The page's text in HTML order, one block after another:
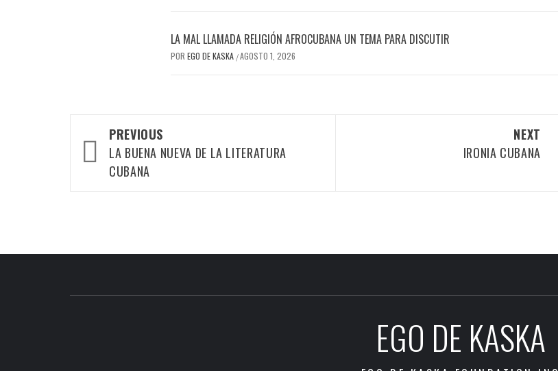
LA MAL LLAMADA RELIGIÓN AFROCUBANA UN TEMA PARA DISCUTIR
POR EGO DE KASKA /AGOSTO 1, 2026
Post
navigation
PREVIOUS
LA BUENA NUEVA DE LA LITERATURA
CUBANA
NEXT
IRONIA CUBANA
EGO DE KASKA